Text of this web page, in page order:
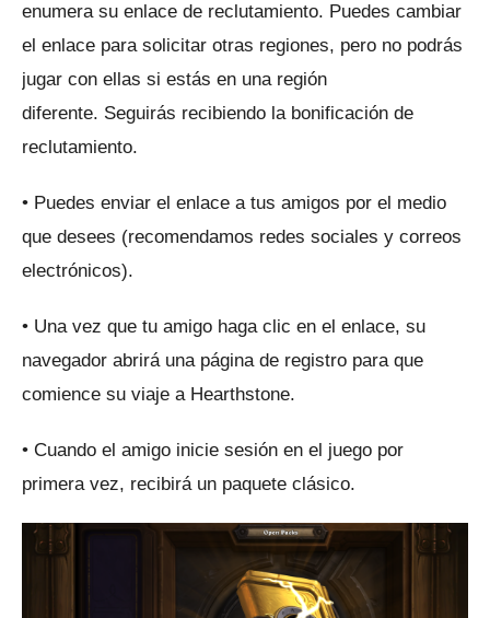
enumera su enlace de reclutamiento. Puedes cambiar
el enlace para solicitar otras regiones, pero no podrás
jugar con ellas si estás en una región
diferente. Seguirás recibiendo la bonificación de
reclutamiento.
• Puedes enviar el enlace a tus amigos por el medio
que desees (recomendamos redes sociales y correos
electrónicos).
• Una vez que tu amigo haga clic en el enlace, su
navegador abrirá una página de registro para que
comience su viaje a Hearthstone.
• Cuando el amigo inicie sesión en el juego por
primera vez, recibirá un paquete clásico.